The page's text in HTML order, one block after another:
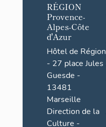
RÉGION
Provence-
Alpes-Côte
d'Azur
Hôtel de Région
- 27 place Jules
Guesde -
13481
Marseille
Direction de la
Culture -